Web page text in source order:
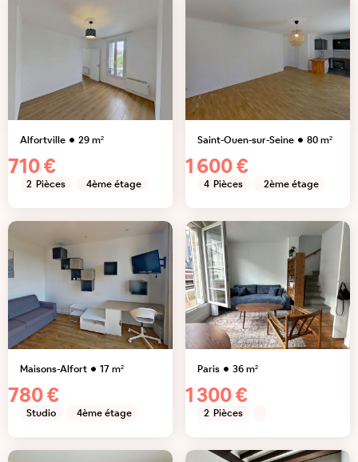
Alfortville 29m²
710 €
2 Pièces 4ème étage
Saint-Ouen-sur-Seine 80m²
1 600 €
4 Pièces 2ème étage
Maisons-Alfort 17m²
780 €
Studio 4ème étage
Paris 36m²
1 300 €
2 Pièces